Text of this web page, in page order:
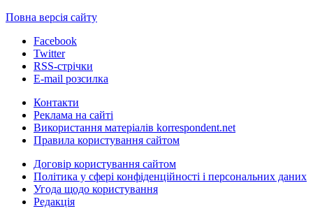
Повна версія сайту
Facebook
Twitter
RSS-стрічки
E-mail розсилка
Контакти
Реклама на сайті
Використання матеріалів korrespondent.net
Правила користування сайтом
Договір користування сайтом
Політика у сфері конфіденційності і персональних даних
Угода щодо користування
Редакція